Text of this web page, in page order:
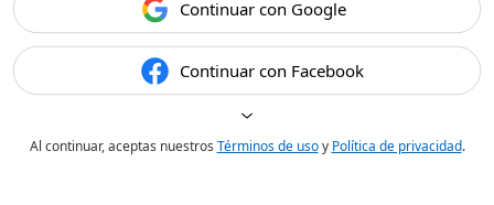
Continuar con Google
Continuar con Facebook
Al continuar, aceptas nuestros Términos de usoy Política de privacidad.